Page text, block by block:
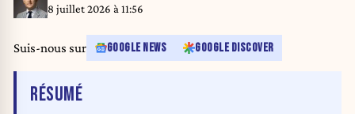
thermomètre indique une température de 46 degrés Celsius en pleine
METEOROLOGY - WEATHER ALERT - SEVERE HEAT WAVE WARNING
- GLOBAL WARMING - HEAT - ILLUSTRATION. Nancy, July 1, 2025.
8 juillet 2026 à 11:56
Suis-nous sur GOOGLE NEWS GOOGLE DISCOVER
RÉSUMÉDE L'ARTICLE